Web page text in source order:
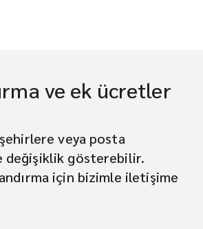
ve ek ücretler
veya posta
değişiklik gösterebilir.
için bizimle iletişime